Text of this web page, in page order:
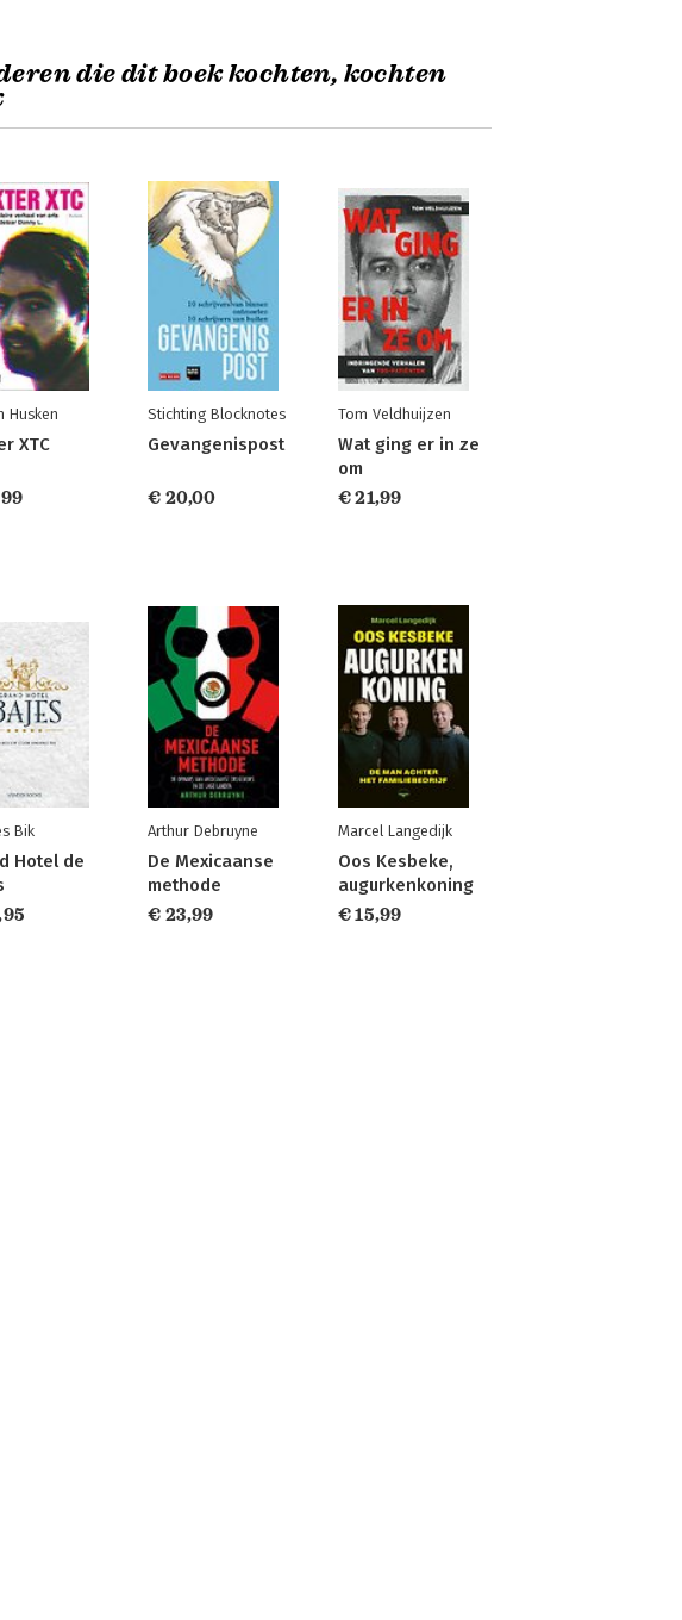
die dit boek kochten, kochten
Husken
XTC
Stichting Blocknotes
Gevangenispost
€ 20,00
Tom Veldhuijzen
Wat ging er in ze
om
€ 21,99
Bik
Hotel de
Arthur Debruyne
De Mexicaanse
methode
€ 23,99
Marcel Langedijk
Oos Kesbeke,
augurkenkoning
€ 15,99